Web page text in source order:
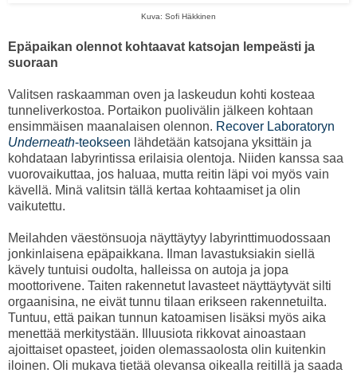
Kuva: Sofi Häkkinen
Epäpaikan olennot kohtaavat katsojan lempeästi ja
suoraan
Valitsen raskaamman oven ja laskeudun kohti kosteaa
tunneliverkostoa. Portaikon puolivälin jälkeen kohtaan
ensimmäisen maanalaisen olennon. Recover Laboratoryn
Underneath-teokseen lähdetään katsojana yksittäin ja
kohdataan labyrintissa erilaisia olentoja. Niiden kanssa saa
vuorovaikuttaa, jos haluaa, mutta reitin läpi voi myös vain
kävellä. Minä valitsin tällä kertaa kohtaamiset ja olin
vaikutettu.
Meilahden väestönsuoja näyttäytyy labyrinttimuodossaan
jonkinlaisena epäpaikkana. Ilman lavastuksiakin siellä
kävely tuntuisi oudolta, halleissa on autoja ja jopa
moottorivene. Taiten rakennetut lavasteet näyttäytyvät silti
orgaanisina, ne eivät tunnu tilaan erikseen rakennetuilta.
Tuntuu, että paikan tunnun katoamisen lisäksi myös aika
menettää merkitystään. Illuusiota rikkovat ainoastaan
ajoittaiset opasteet, joiden olemassaolosta olin kuitenkin
iloinen. Oli mukava tietää olevansa oikealla reitillä ja saada